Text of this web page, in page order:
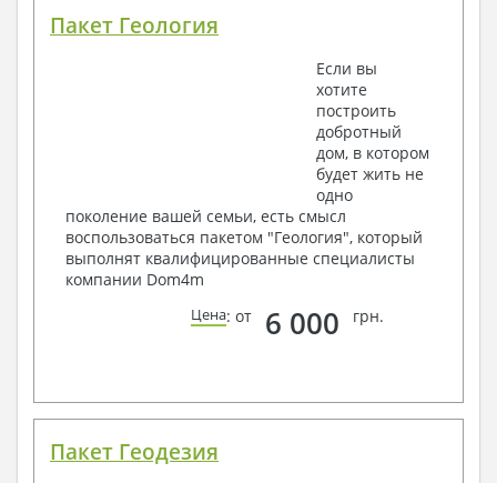
Пакет Геология
Если вы
хотите
построить
добротный
дом, в котором
будет жить не
одно
поколение вашей семьи, есть смысл
воспользоваться пакетом "Геология", который
выполнят квалифицированные специалисты
компании Dom4m
Цена: от 6 000 грн.
Пакет Геодезия